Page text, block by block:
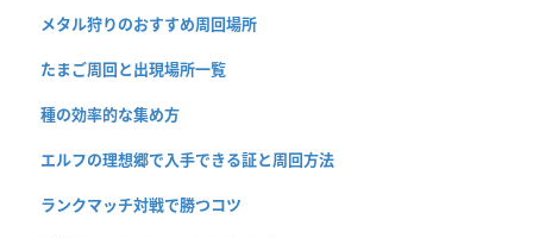
メタル狩りのおすすめ周回場所
たまご周回と出現場所一覧
種の効率的な集め方
エルフの理想郷で入手できる証と周回方法
ランクマッチ対戦で勝つコツ